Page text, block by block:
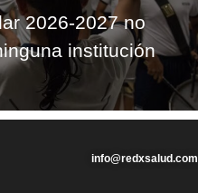
2026-2027 no
institución
info@redxsalud.com